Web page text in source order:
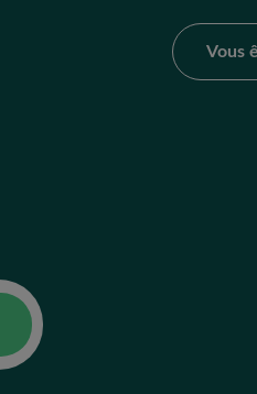
Vous